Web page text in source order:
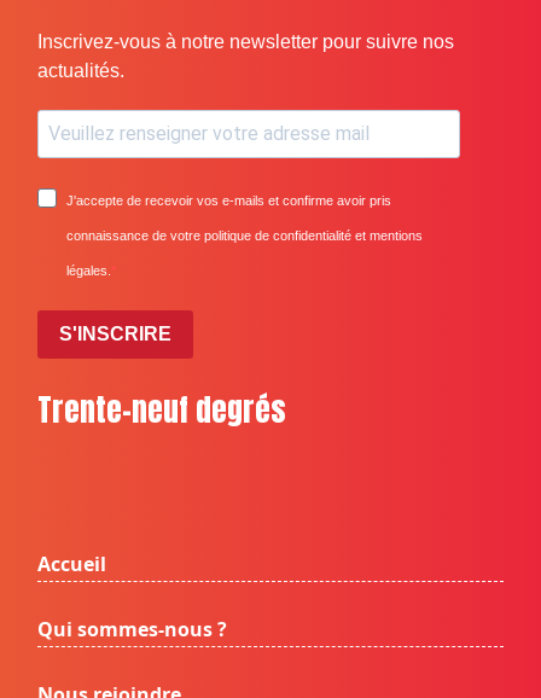
Inscrivez-vous à notre newsletter pour suivre nos
actualités.
J'accepte de recevoir vos e-mails et confirme avoir pris
connaissance de votre politique de confidentialité et mentions
légales.
S'INSCRIRE
Trente-neuf degrés
Accueil
Qui sommes-nous ?